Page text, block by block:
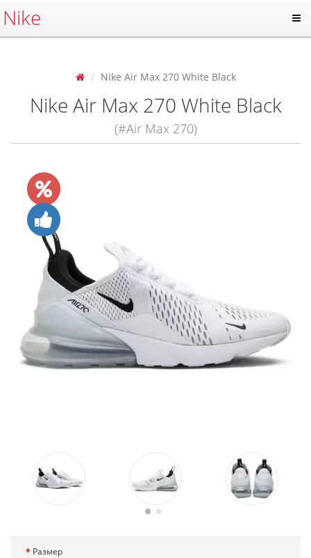
Nike
Nike Air Max 270 White Black
Nike Air Max 270 White Black
(#Air Max 270)
Размер